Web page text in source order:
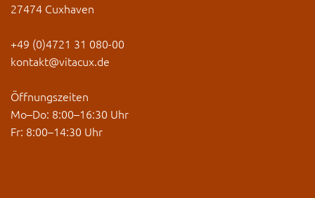
27474 Cuxhaven
+49 (0)4721 31 080-00
kontakt@vitacux.de
Öffnungszeiten
Mo–Do: 8:00–16:30 Uhr
Fr: 8:00–14:30 Uhr